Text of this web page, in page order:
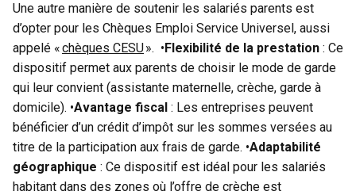
Une autre manière de soutenir les salariés parents est
d’opter pour les Chèques Emploi Service Universel, aussi
appelé «chèques CESU». •Flexibilité de la prestation : Ce
dispositif permet aux parents de choisir le mode de garde
qui leur convient (assistante maternelle, crèche, garde à
domicile). •Avantage fiscal : Les entreprises peuvent
bénéficier d’un crédit d’impôt sur les sommes versées au
titre de la participation aux frais de garde. •Adaptabilité
géographique : Ce dispositif est idéal pour les salariés
habitant dans des zones où l’offre de crèche est